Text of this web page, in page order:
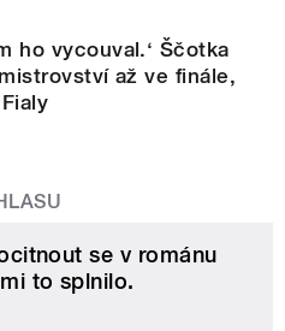
ho vycouval.‘ Ščotka
až ve finále,
se v románu
to splnilo.